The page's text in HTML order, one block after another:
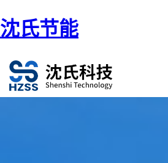
沈氏节能